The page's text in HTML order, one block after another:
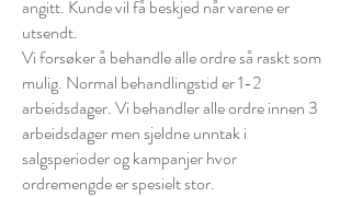
angitt. Kunde vil få beskjed når varene er
utsendt.
Vi forsøker å behandle alle ordre så raskt som
mulig. Normal behandlingstid er 1-2
arbeidsdager. Vi behandler alle ordre innen 3
arbeidsdager men sjeldne unntak i
salgsperioder og kampanjer hvor
ordremengde er spesielt stor.